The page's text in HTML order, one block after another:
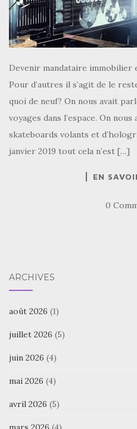
Devenir mandataire
Pour d’autres il s’agit de le
quoi de neuf? On nous avait
voyages dans l’espace. On
skateboards volants et
janvier 2019 tout cela n’est […]
EN
0
ARCHIVES
août 2026 (1)
juillet 2026 (5)
juin 2026 (4)
mai 2026 (4)
avril 2026 (5)